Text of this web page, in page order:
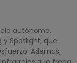
autónomo,
y Spotlight, que
Además,